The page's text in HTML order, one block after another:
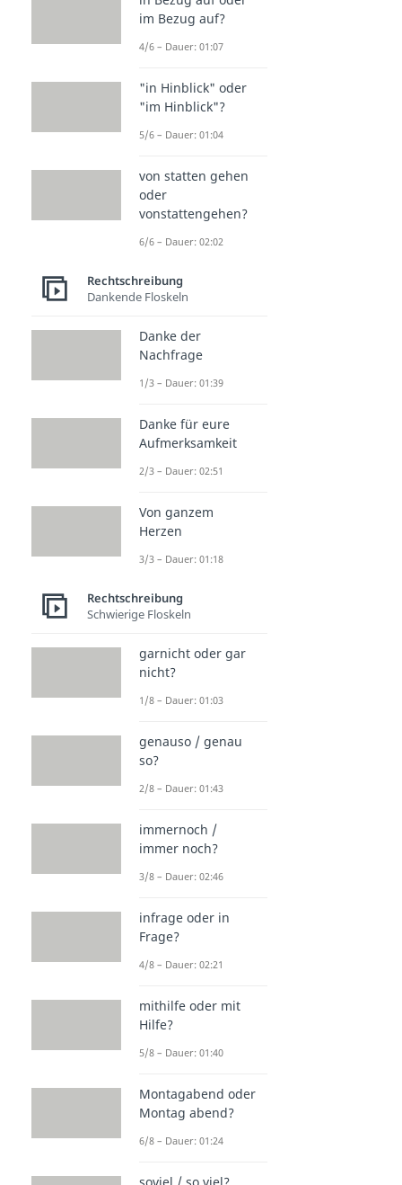
im Bezug auf?
4/6 – Dauer: 01:07
"in Hinblick" oder
"im Hinblick"?
5/6 – Dauer: 01:04
von statten gehen
oder
vonstattengehen?
6/6 – Dauer: 02:02
Rechtschreibung
Dankende Floskeln
Danke der
Nachfrage
1/3 – Dauer: 01:39
Danke für eure
Aufmerksamkeit
2/3 – Dauer: 02:51
Von ganzem
Herzen
3/3 – Dauer: 01:18
Rechtschreibung
Schwierige Floskeln
garnicht oder gar
nicht?
1/8 – Dauer: 01:03
genauso / genau
so?
2/8 – Dauer: 01:43
immernoch /
immer noch?
3/8 – Dauer: 02:46
infrage oder in
Frage?
4/8 – Dauer: 02:21
mithilfe oder mit
Hilfe?
5/8 – Dauer: 01:40
Montagabend oder
Montag abend?
6/8 – Dauer: 01:24